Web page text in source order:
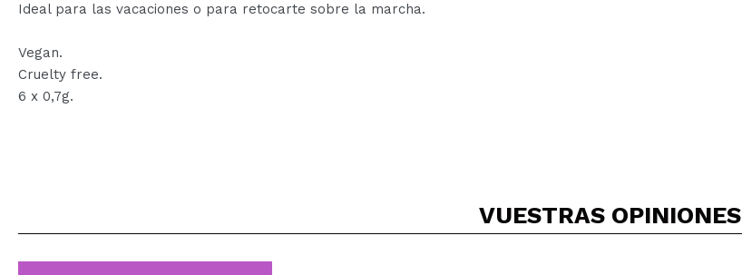
Ideal para las vacaciones o para retocarte sobre la marcha.
Vegan.
Cruelty free.
6 x 0,7g.
VUESTRAS OPINIONES